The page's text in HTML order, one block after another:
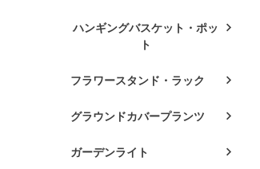
ハンギングバスケット・ポッ
ト
フラワースタンド・ラック
グラウンドカバープランツ
ガーデンライト